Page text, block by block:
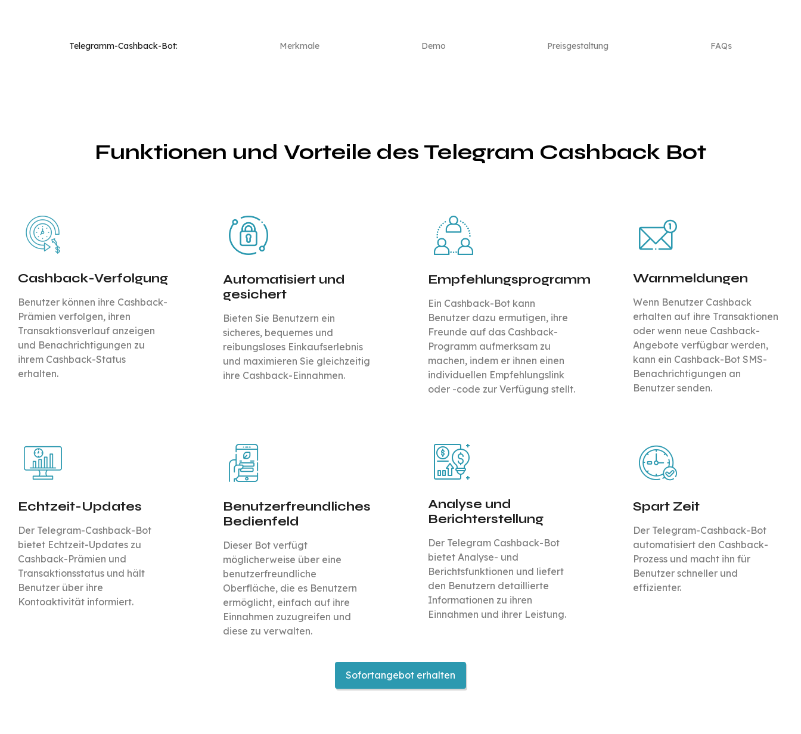
Telegramm-Cashback-Bot: Merkmale Demo Preisgestaltung FAQs
Funktionen und Vorteile des Telegram Cashback Bot
Cashback-Verfolgung
Benutzer können ihre Cashback-
Prämien verfolgen, ihren
Transaktionsverlauf anzeigen
und Benachrichtigungen zu
ihrem Cashback-Status
erhalten.
Automatisiert und
gesichert
Bieten Sie Benutzern ein
sicheres, bequemes und
reibungsloses Einkaufserlebnis
und maximieren Sie gleichzeitig
ihre Cashback-Einnahmen.
Empfehlungsprogramm
Ein Cashback-Bot kann
Benutzer dazu ermutigen, ihre
Freunde auf das Cashback-
Programm aufmerksam zu
machen, indem er ihnen einen
individuellen Empfehlungslink
oder -code zur Verfügung stellt.
Warnmeldungen
Wenn Benutzer Cashback
erhalten auf ihre Transaktionen
oder wenn neue Cashback-
Angebote verfügbar werden,
kann ein Cashback-Bot SMS-
Benachrichtigungen an
Benutzer senden.
Echtzeit-Updates
Der Telegram-Cashback-Bot
bietet Echtzeit-Updates zu
Cashback-Prämien und
Transaktionsstatus und hält
Benutzer über ihre
Kontoaktivität informiert.
Benutzerfreundliches
Bedienfeld
Dieser Bot verfügt
möglicherweise über eine
benutzerfreundliche
Oberfläche, die es Benutzern
ermöglicht, einfach auf ihre
Einnahmen zuzugreifen und
diese zu verwalten.
Analyse und
Berichterstellung
Der Telegram Cashback-Bot
bietet Analyse- und
Berichtsfunktionen und liefert
den Benutzern detaillierte
Informationen zu ihren
Einnahmen und ihrer Leistung.
Spart Zeit
Der Telegram-Cashback-Bot
automatisiert den Cashback-
Prozess und macht ihn für
Benutzer schneller und
effizienter.
Sofortangebot erhalten